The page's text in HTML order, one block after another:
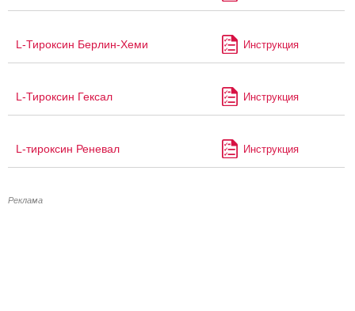
L-Тироксин Берлин-Хеми Инструкция
L-Тироксин Гексал Инструкция
L-тироксин Реневал Инструкция
Реклама